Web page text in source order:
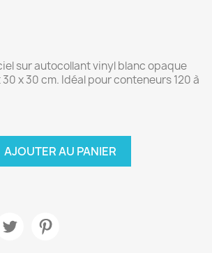
sur autocollant vinyl blanc opaque
x 30 cm. Idéal pour conteneurs 120 à
AJOUTER AU PANIER